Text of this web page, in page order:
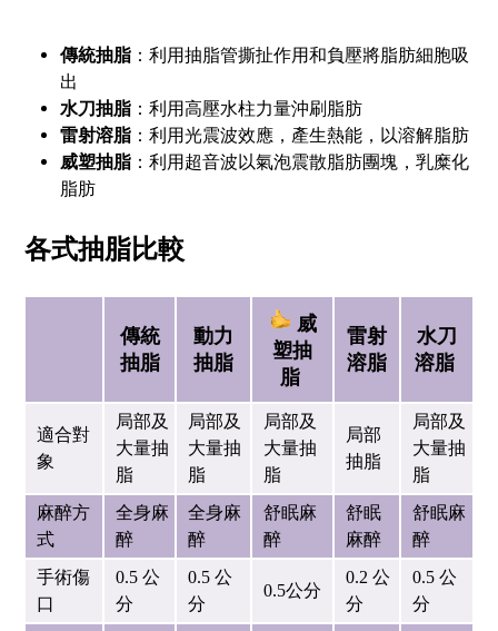
傳統抽脂 ：利用抽脂管撕扯作用和負壓將脂肪細胞吸
出
水刀抽脂 ：利用高壓水柱力量沖刷脂肪
雷射溶脂 ：利用光震波效應，產生熱能，以溶解脂肪
威塑抽脂 ：利用超音波以氣泡震散脂肪團塊，乳糜化
脂肪
各式抽脂比較
傳統
抽脂
動力
抽脂
威
塑抽
脂
雷射
溶脂
水刀
溶脂
適合對
象
局部及
大量抽
脂
局部及
大量抽
脂
局部及
大量抽
脂
局部
抽脂
局部及
大量抽
脂
麻醉方
式
全身麻
醉
全身麻
醉
舒眠麻
醉
舒眠
麻醉
舒眠麻
醉
手術傷
口
0.5 公
分
0.5 公
分
0.5公分
0.2 公
分
0.5 公
分